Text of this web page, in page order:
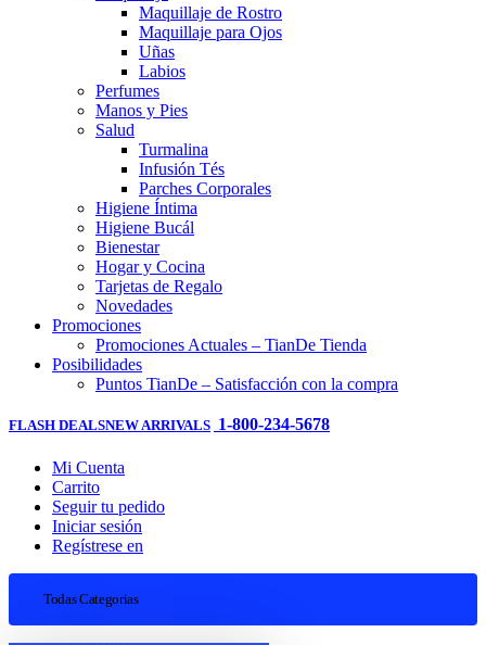
Maquillaje de Rostro
Maquillaje para Ojos
Uñas
Labios
Perfumes
Manos y Pies
Salud
Turmalina
Infusión Tés
Parches Corporales
Higiene Íntima
Higiene Bucál
Bienestar
Hogar y Cocina
Tarjetas de Regalo
Novedades
Promociones
Promociones Actuales – TianDe Tienda
Posibilidades
Puntos TianDe – Satisfacción con la compra
FLASH DEALSNEW ARRIVALS 1-800-234-5678
Mi Cuenta
Carrito
Seguir tu pedido
Iniciar sesión
Regístrese en
Todas Categorias